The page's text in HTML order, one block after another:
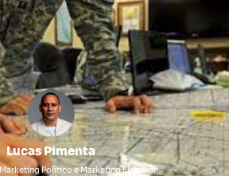
Lucas Pimenta
Político e Marketing Eleitoral